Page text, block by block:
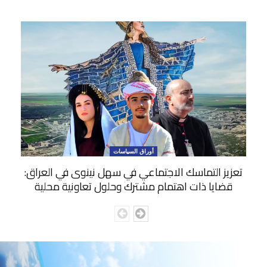
أوراق السياسات
تعزيز التماسك الاجتماعي في سهل نينوى في العراق:
قضايا ذات اهتمام مشترك وحلول تعاونية محلية